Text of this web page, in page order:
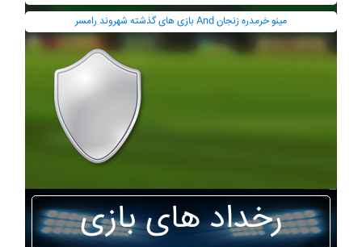
بازی های گذشته شهروند رامسر And مينو خرمدره زنجان
رخداد های بازی